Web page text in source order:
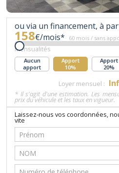
ou via un financement, à
158€/mois* 60 mois / sans
Mensualités
Aucun
apport
Apport
10%
Apport
20%
Loyer mensuel :
* Il s'agit d'une estimation. Les
prix du véhicule et les taux en vigueur.
Laissez-nous vos coordonnées,
vite